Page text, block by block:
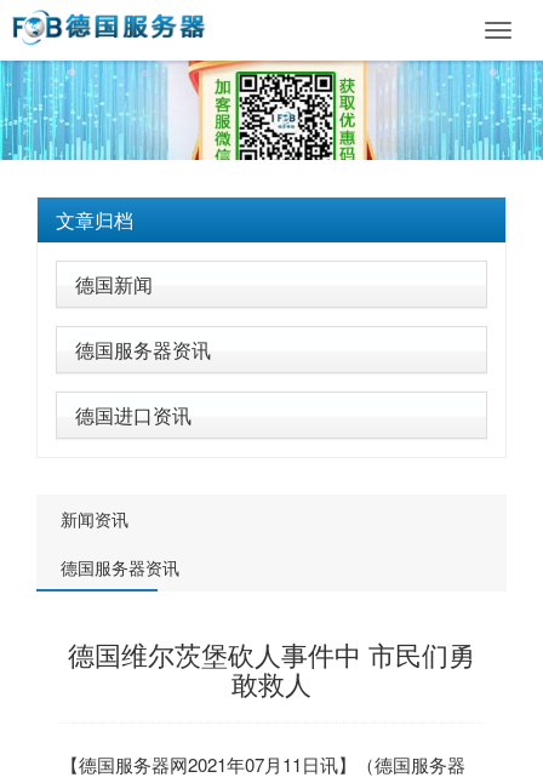
文章归档
德国新闻
德国服务器资讯
德国进口资讯
新闻资讯
德国服务器资讯
德国维尔茨堡砍人事件中 市民们勇
敢救人
【德国服务器网2021年07月11日讯】（德国服务器